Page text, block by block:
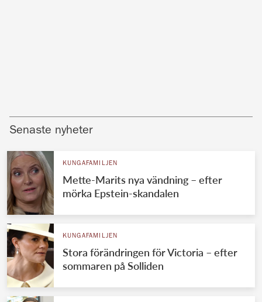
Senaste nyheter
KUNGAFAMILJEN
Mette-Marits nya vändning – efter
mörka Epstein-skandalen
KUNGAFAMILJEN
Stora förändringen för Victoria – efter
sommaren på Solliden